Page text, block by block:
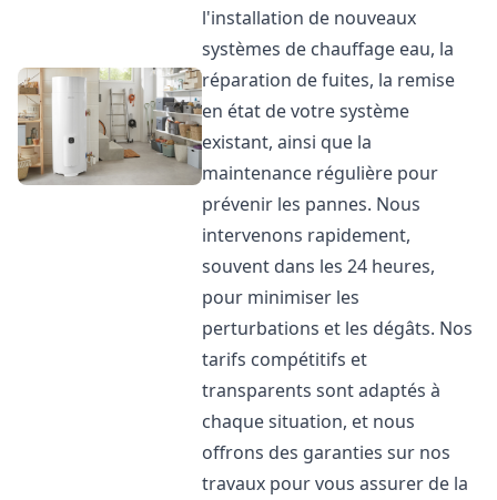
l'installation de nouveaux
systèmes de chauffage eau, la
réparation de fuites, la remise
en état de votre système
existant, ainsi que la
maintenance régulière pour
prévenir les pannes. Nous
intervenons rapidement,
souvent dans les 24 heures,
pour minimiser les
perturbations et les dégâts. Nos
tarifs compétitifs et
transparents sont adaptés à
chaque situation, et nous
offrons des garanties sur nos
travaux pour vous assurer de la